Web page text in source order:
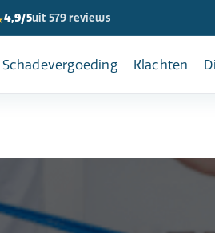
4,9/5uit 579 reviews
Schadevergoeding Klachten